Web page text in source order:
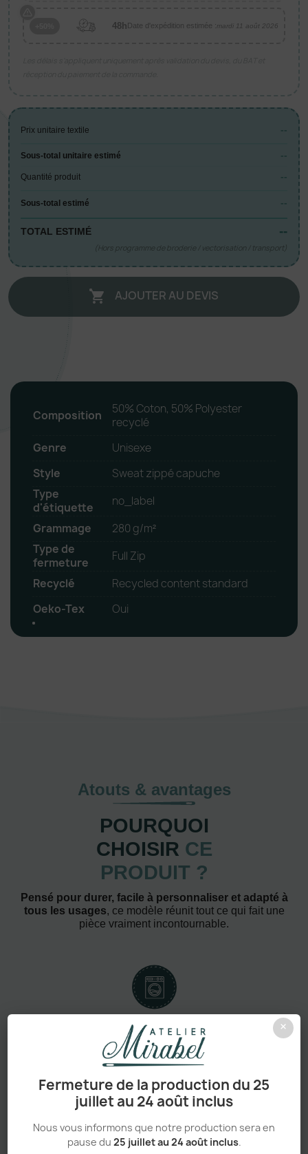
×
Fermeture de la production du 25
juillet au 24 août inclus
Nous vous informons que notre production sera en
pause du 25 juillet au 24 août inclus.
48h Date d'expédition estimée :mardi 11 août 2026
Prix unitaire textile --
Sous-total unitaire estimé --
Quantité produit --
Sous-total estimé --
TOTAL ESTIMÉ --
(Hors programme de broderie / vectorisation / transport)
 AJOUTER AU DEVIS
Composition
50% Coton, 50% Polyester
recyclé
Genre
Unisexe
Style
Sweat zippé capuche
Type
d'étiquette
no_label
Grammage
280 g/m²
Type de
fermeture
Full Zip
Recyclé
Recycled content standard
Oeko-Tex
Oui
Atouts & avantages
POURQUOI
CHOISIR CE
PRODUIT ?
Pensé pour durer, facile à personnaliser et adapté à
tous les usages, ce modèle réunit tout ce qui fait une
pièce vraiment incontournable.
Confort absolu & durabilité renforcée
Personnalisation haut de gamme